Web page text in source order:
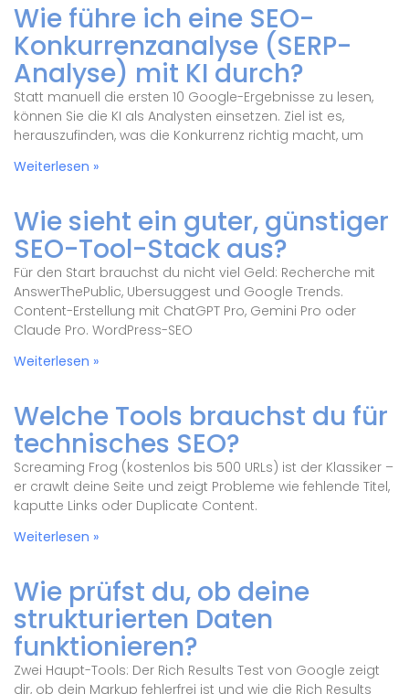
Wie führe ich eine SEO-
Konkurrenzanalyse (SERP-
Analyse) mit KI durch?
Statt manuell die ersten 10 Google-Ergebnisse zu lesen,
können Sie die KI als Analysten einsetzen. Ziel ist es,
herauszufinden, was die Konkurrenz richtig macht, um
Weiterlesen »
Wie sieht ein guter, günstiger
SEO-Tool-Stack aus?
Für den Start brauchst du nicht viel Geld: Recherche mit
AnswerThePublic, Ubersuggest und Google Trends.
Content-Erstellung mit ChatGPT Pro, Gemini Pro oder
Claude Pro. WordPress-SEO
Weiterlesen »
Welche Tools brauchst du für
technisches SEO?
Screaming Frog (kostenlos bis 500 URLs) ist der Klassiker –
er crawlt deine Seite und zeigt Probleme wie fehlende Titel,
kaputte Links oder Duplicate Content.
Weiterlesen »
Wie prüfst du, ob deine
strukturierten Daten
funktionieren?
Zwei Haupt-Tools: Der Rich Results Test von Google zeigt
dir, ob dein Markup fehlerfrei ist und wie die Rich Results